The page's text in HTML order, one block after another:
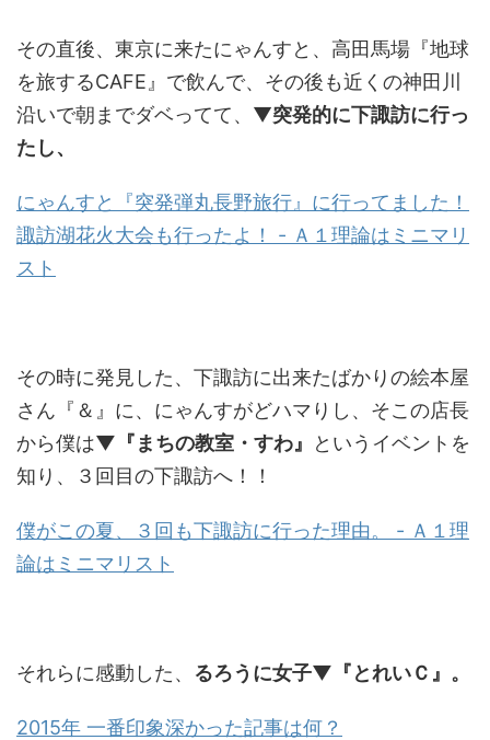
その直後、東京に来たにゃんすと、高田馬場『地球
を旅するCAFE』で飲んで、その後も近くの神田川
沿いで朝までダベってて、▼突発的に下諏訪に行っ
たし、
にゃんすと『突発弾丸長野旅行』に行ってました！
諏訪湖花火大会も行ったよ！ - Ａ１理論はミニマリ
スト
その時に発見した、下諏訪に出来たばかりの絵本屋
さん『＆』に、にゃんすがどハマりし、そこの店長
から僕は▼『まちの教室・すわ』
というイベントを
知り、３回目の下諏訪へ！！
僕がこの夏、３回も下諏訪に行った理由。 - Ａ１理
論はミニマリスト
それらに感動した、 るろうに女子▼『とれいＣ』。
2015年 一番印象深かった記事は何？